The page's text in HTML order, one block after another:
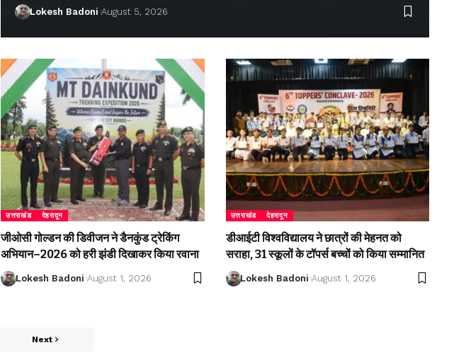
Lokesh Badoni August 5, 2026
उत्तराखंड देहरादून
जीओसी गोल्डन की डिवीजन ने डैनकुंड ट्रेकिंग
अभियान–2026 को हरी झंडी दिखाकर किया रवाना
Lokesh Badoni August 1, 2026
उत्तराखंड देहरादून
डीआईटी विश्वविद्यालय ने छात्रों की मेहनत को
सराहा, 31 स्कूलों के टॉपर्स बच्चों को किया सम्मानित
Lokesh Badoni August 1, 2026
Next